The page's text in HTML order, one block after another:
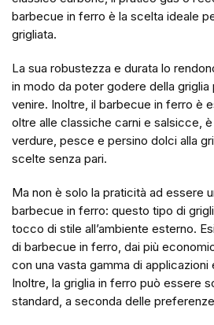
barbecue in ferro è la scelta ideale
grigliata.
La sua robustezza e durata lo
in modo da poter godere della griglia
venire. Inoltre, il barbecue in ferro è
oltre alle classiche carni e salsicce,
verdure, pesce e persino dolci alla
scelte senza pari.
Ma non è solo la praticità ad essere
barbecue in ferro: questo tipo di
tocco di stile all’ambiente esterno.
di barbecue in ferro, dai più
con una vasta gamma di applicazioni
Inoltre, la griglia in ferro può essere
standard, a seconda delle